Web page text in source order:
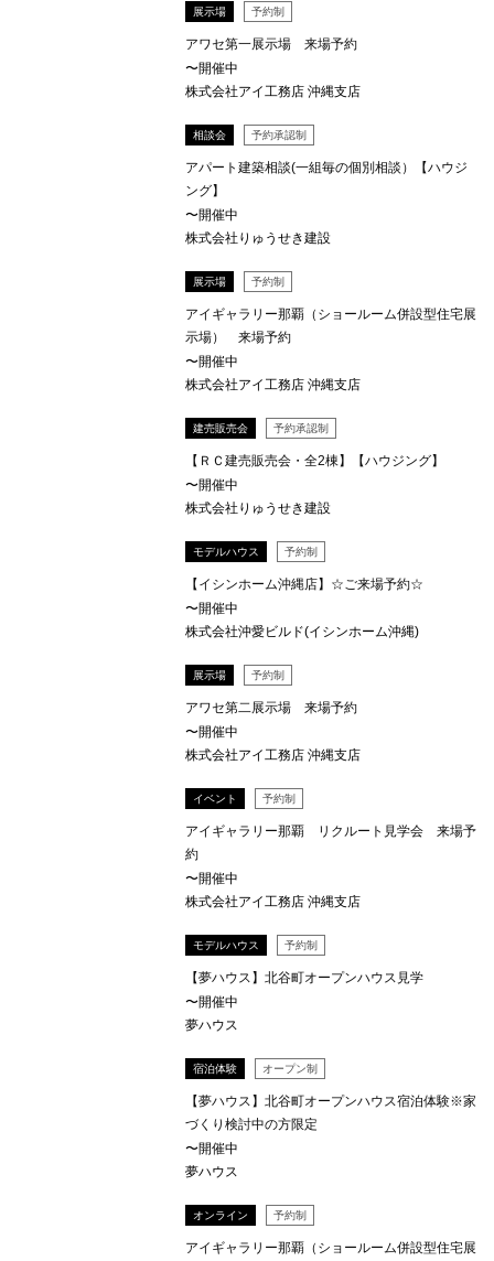
展示場 予約制
アワセ第一展示場 来場予約
〜開催中
株式会社アイ工務店 沖縄支店
相談会 予約承認制
アパート建築相談(一組毎の個別相談）【ハウジ
ング】
〜開催中
株式会社りゅうせき建設
展示場 予約制
アイギャラリー那覇（ショールーム併設型住宅展
示場） 来場予約
〜開催中
株式会社アイ工務店 沖縄支店
建売販売会 予約承認制
【ＲＣ建売販売会・全2棟】【ハウジング】
〜開催中
株式会社りゅうせき建設
モデルハウス 予約制
【イシンホーム沖縄店】☆ご来場予約☆
〜開催中
株式会社沖愛ビルド(イシンホーム沖縄)
展示場 予約制
アワセ第二展示場 来場予約
〜開催中
株式会社アイ工務店 沖縄支店
イベント 予約制
アイギャラリー那覇 リクルート見学会 来場予
約
〜開催中
株式会社アイ工務店 沖縄支店
モデルハウス 予約制
【夢ハウス】北谷町オープンハウス見学
〜開催中
夢ハウス
宿泊体験 オープン制
【夢ハウス】北谷町オープンハウス宿泊体験※家
づくり検討中の方限定
〜開催中
夢ハウス
オンライン 予約制
アイギャラリー那覇（ショールーム併設型住宅展